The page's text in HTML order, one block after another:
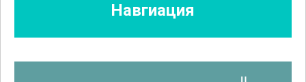
Навгиация